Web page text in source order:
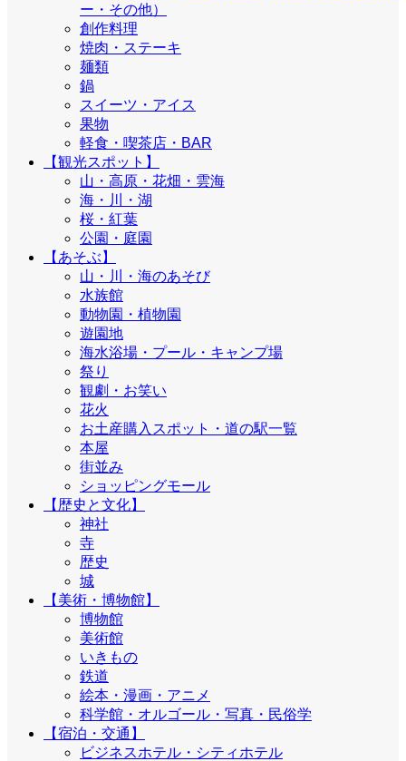
ー・その他）
創作料理
焼肉・ステーキ
麺類
鍋
スイーツ・アイス
果物
軽食・喫茶店・BAR
【観光スポット】
山・高原・花畑・雲海
海・川・湖
桜・紅葉
公園・庭園
【あそぶ】
山・川・海のあそび
水族館
動物園・植物園
遊園地
海水浴場・プール・キャンプ場
祭り
観劇・お笑い
花火
お土産購入スポット・道の駅一覧
本屋
街並み
ショッピングモール
【歴史と文化】
神社
寺
歴史
城
【美術・博物館】
博物館
美術館
いきもの
鉄道
絵本・漫画・アニメ
科学館・オルゴール・写真・民俗学
【宿泊・交通】
ビジネスホテル・シティホテル